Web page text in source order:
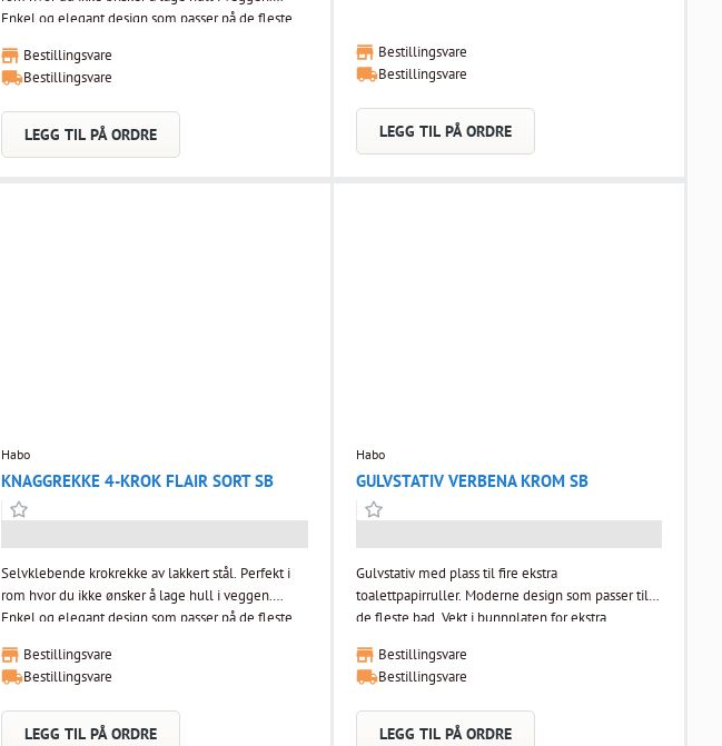
Enkel og elegant design som passer på de fleste
Bestillingsvare
Bestillingsvare
LEGG TIL PÅ ORDRE
Bestillingsvare
Bestillingsvare
LEGG TIL PÅ ORDRE
Habo
KNAGGREKKE 4-KROK FLAIR SORT SB
Selvklebende krokrekke av lakkert stål. Perfekt i
rom hvor du ikke ønsker å lage hull i veggen.
Enkel og elegant design som passer på de fleste
Bestillingsvare
Bestillingsvare
LEGG TIL PÅ ORDRE
Habo
GULVSTATIV VERBENA KROM SB
Gulvstativ med plass til fire ekstra
toalettpapirruller. Moderne design som passer til
de fleste bad. Vekt i bunnplaten for ekstra
Bestillingsvare
Bestillingsvare
LEGG TIL PÅ ORDRE